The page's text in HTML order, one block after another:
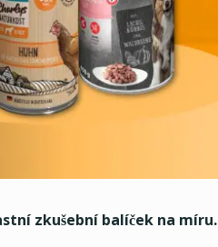
zkušební balíček na míru.